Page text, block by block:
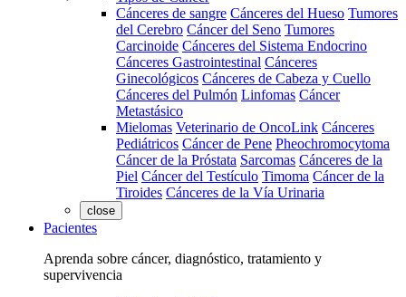
Cánceres de sangre Cánceres del Hueso Tumores
del Cerebro Cáncer del Seno Tumores
Carcinoide Cánceres del Sistema Endocrino
Cánceres Gastrointestinal Cánceres
Ginecológicos Cánceres de Cabeza y Cuello
Cánceres del Pulmón Linfomas Cáncer
Metastásico
Mielomas Veterinario de OncoLink Cánceres
Pediátricos Cáncer de Pene Pheochromocytoma
Cáncer de la Próstata Sarcomas Cánceres de la
Piel Cáncer del Testículo Timoma Cáncer de la
Tiroides Cánceres de la Vía Urinaria
close
Pacientes
Aprenda sobre cáncer, diagnóstico, tratamiento y
supervivencia